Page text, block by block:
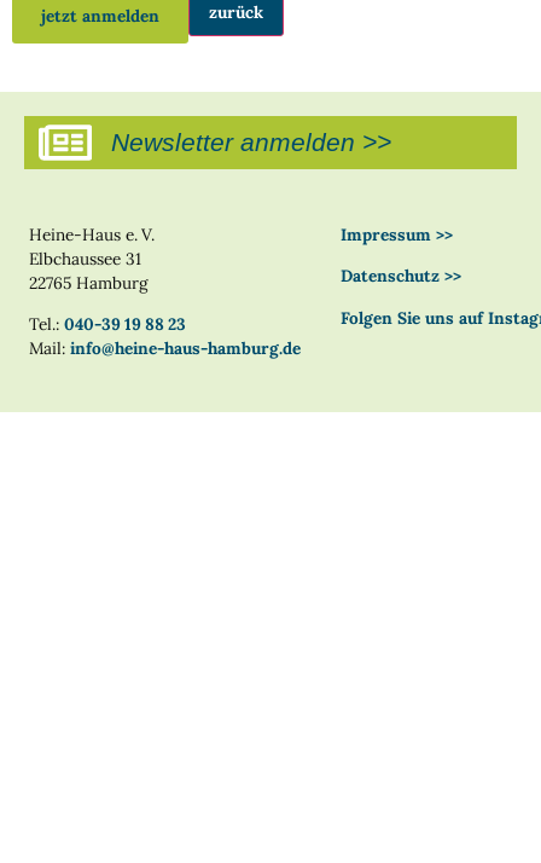
jetzt anmelden zurück
Newsletter anmelden >>
Heine-Haus e. V.
Elbchaussee 31
22765 Hamburg
Tel.:040-39 19 88 23
Mail:info@heine-haus-hamburg.de
Impressum >>
Datenschutz >>
Folgen Sie uns auf